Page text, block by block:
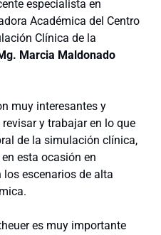
especialista en
Académica del Centro
Clínica de la
Marcia Maldonado
muy interesantes y
y trabajar en lo que
de la simulación clínica,
esta ocasión en
escenarios de alta
es muy importante